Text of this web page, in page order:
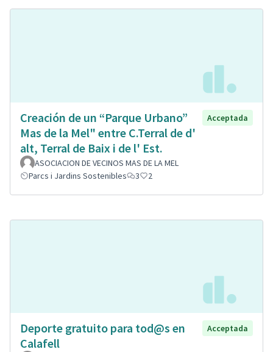
Creación de un “Parque Urbano”
Mas de la Mel" entre C.Terral de d'
alt, Terral de Baix i de l' Est.
Acceptada
ASOCIACION DE VECINOS MAS DE LA MEL
Parcs i Jardins Sostenibles
3 2
Deporte gratuito para tod@s en
Calafell
Acceptada